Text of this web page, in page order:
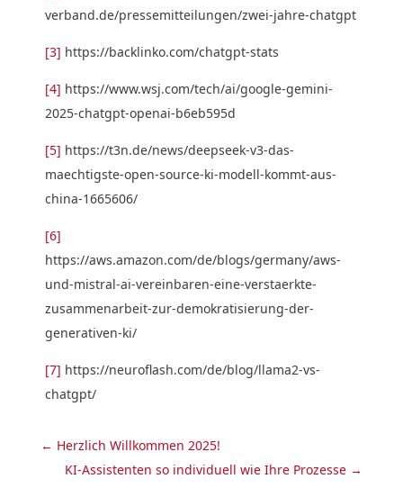
verband.de/pressemitteilungen/zwei-jahre-chatgpt
[3] https://backlinko.com/chatgpt-stats
[4] https://www.wsj.com/tech/ai/google-gemini-
2025-chatgpt-openai-b6eb595d
[5] https://t3n.de/news/deepseek-v3-das-
maechtigste-open-source-ki-modell-kommt-aus-
china-1665606/
[6]
https://aws.amazon.com/de/blogs/germany/aws-
und-mistral-ai-vereinbaren-eine-verstaerkte-
zusammenarbeit-zur-demokratisierung-der-
generativen-ki/
[7] https://neuroflash.com/de/blog/llama2-vs-
chatgpt/
← Herzlich Willkommen 2025!
KI-Assistenten so individuell wie Ihre Prozesse →